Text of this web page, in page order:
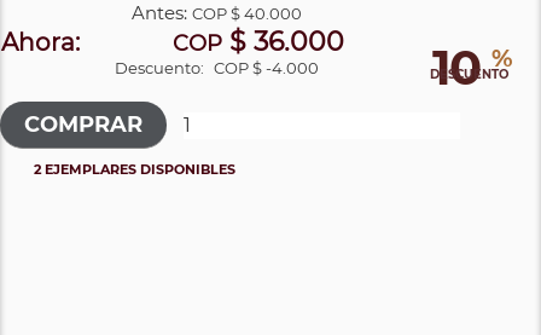
10 %
DESCUENTO
Antes: COP$ 40.000
Ahora: COP $ 36.000
Descuento: COP $ -4.000
2 EJEMPLARES DISPONIBLES